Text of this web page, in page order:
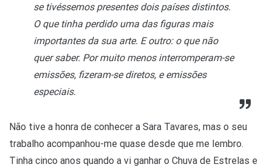
se tivéssemos presentes dois países distintos.
O que tinha perdido uma das figuras mais
importantes da sua arte. E outro: o que não
quer saber. Por muito menos interromperam-se
emissões, fizeram-se diretos, e emissões
especiais.
Não tive a honra de conhecer a Sara Tavares, mas o seu
trabalho acompanhou-me quase desde que me lembro.
Tinha cinco anos quando a vi ganhar o Chuva de Estrelas e